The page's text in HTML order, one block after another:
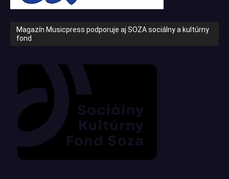
Magazín Musicpress podporuje aj SOZA sociálny a kultúrny
fond